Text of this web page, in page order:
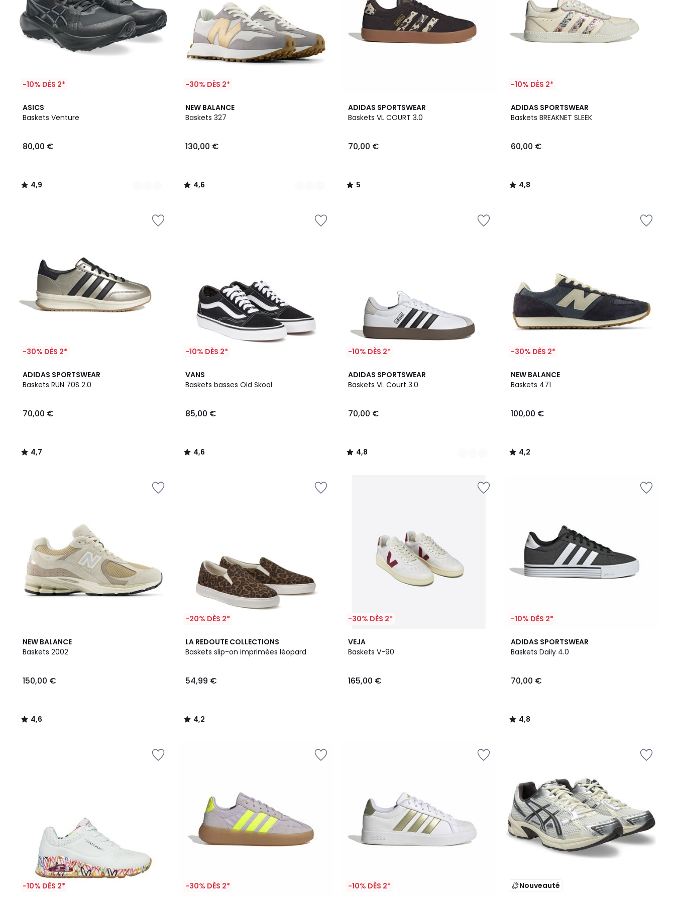
-10% DÈS 2*
ASICS
Baskets Venture
80,00 €
4,9
/ 5
2
Couleurs
4,9
/
-30% DÈS 2*
NEW BALANCE
Baskets 327
130,00 €
4,6
/ 5
2
Couleurs
4,6
/
ADIDAS SPORTSWEAR
Baskets VL COURT 3.0
70,00 €
5
/
5
/
-10% DÈS 2*
ADIDAS SPORTSWEAR
Baskets BREAKNET SLEEK
60,00 €
4,8
/ 5
4,8
/
-30% DÈS 2*
ADIDAS SPORTSWEAR
Baskets RUN 70S 2.0
70,00 €
4,7
/ 5
4,7
/
-10% DÈS 2*
VANS
Baskets basses Old Skool
85,00 €
4,6
/ 5
4,6
/
-10% DÈS 2*
ADIDAS SPORTSWEAR
Baskets VL Court 3.0
70,00 €
4,8
/ 5
2
Couleurs
4,8
/
-30% DÈS 2*
NEW BALANCE
Baskets 471
100,00 €
4,2
/ 5
4,2
/
NEW BALANCE
Baskets 2002
150,00 €
4,6
/ 5
4,6
/
-20% DÈS 2*
LA REDOUTE COLLECTIONS
Baskets slip-on imprimées léopard
54,99 €
4,2
/ 5
4,2
/
-30% DÈS 2*
VEJA
Baskets V-90
165,00 €
-10% DÈS 2*
ADIDAS SPORTSWEAR
Baskets Daily 4.0
70,00 €
4,8
/ 5
4,8
/
-10% DÈS 2* -30% DÈS 2* -10% DÈS 2* Nouveauté